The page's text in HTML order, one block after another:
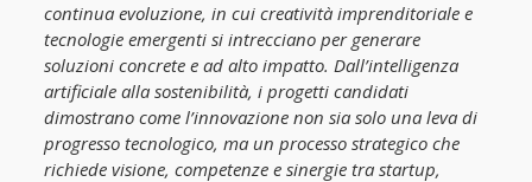
continua evoluzione, in cui creatività imprenditoriale e
tecnologie emergenti si intrecciano per generare
soluzioni concrete e ad alto impatto. Dall’intelligenza
artificiale alla sostenibilità, i progetti candidati
dimostrano come l’innovazione non sia solo una leva di
progresso tecnologico, ma un processo strategico che
richiede visione, competenze e sinergie tra startup,